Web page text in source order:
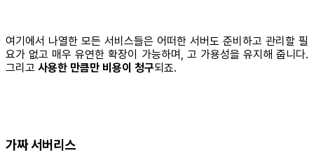
여기에서 나열한 모든 서비스들은 어떠한 서버도 준비하고 관리할 필
요가 없고 매우 유연한 확장이 가능하며, 고 가용성을 유지해 줍니다.
그리고 사용한 만큼만 비용이 청구되죠.
가짜 서버리스